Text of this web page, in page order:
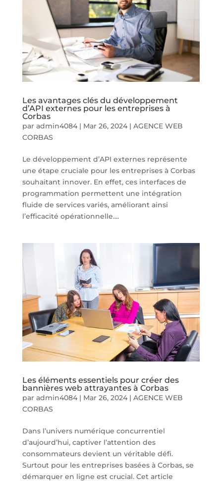
Les avantages clés du développement
d’API externes pour les entreprises à
Corbas
par admin4084| Mar 26, 2024| AGENCE WEB
CORBAS
Le développement d’API externes représente
une étape cruciale pour les entreprises à Corbas
souhaitant innover. En effet, ces interfaces de
programmation permettent une intégration
fluide de services variés, améliorant ainsi
l’efficacité opérationnelle....
Les éléments essentiels pour créer des
bannières web attrayantes à Corbas
par admin4084| Mar 26, 2024| AGENCE WEB
CORBAS
Dans l’univers numérique concurrentiel
d’aujourd’hui, captiver l’attention des
consommateurs devient un véritable défi.
Surtout pour les entreprises basées à Corbas, se
démarquer en ligne est crucial. Cet article